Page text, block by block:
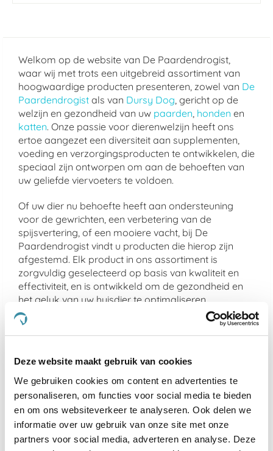
Deze website maakt gebruik van cookies
We gebruiken cookies om content en advertenties te
personaliseren, om functies voor social media te bieden
en om ons websiteverkeer te analyseren. Ook delen we
informatie over uw gebruik van onze site met onze
partners voor social media, adverteren en analyse. Deze
Welkom op de website van De Paardendrogist,
waar wij met trots een uitgebreid assortiment van
hoogwaardige producten presenteren, zowel van De
Paardendrogist als van Dursy Dog, gericht op de
welzijn en gezondheid van uw paarden, honden en
katten. Onze passie voor dierenwelzijn heeft ons
ertoe aangezet een diversiteit aan supplementen,
voeding en verzorgingsproducten te ontwikkelen, die
speciaal zijn ontworpen om aan de behoeften van
uw geliefde viervoeters te voldoen.
Of uw dier nu behoefte heeft aan ondersteuning
voor de gewrichten, een verbetering van de
spijsvertering, of een mooiere vacht, bij De
Paardendrogist vindt u producten die hierop zijn
afgestemd. Elk product in ons assortiment is
zorgvuldig geselecteerd op basis van kwaliteit en
effectiviteit, en is ontwikkeld om de gezondheid en
het geluk van uw huisdier te optimaliseren.
We geloven sterk in het bieden van alleen het beste
voor uw dier, en daarom zijn alle producten die we
Van supplementen die de gemoedsrust bieden aan
nerveuze paardentot producten die de gezondheid
vangewrichten ondersteunen bij oudere hondenen
katten, ons doel is om een merkbare verbetering in
het leven van uw dier te realiseren.
Kies voor de kwaliteit van De Paardendrogist en